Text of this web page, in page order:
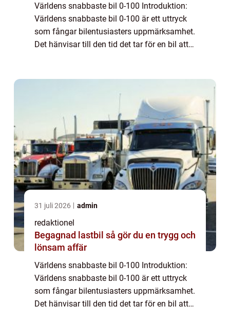
Världens snabbaste bil 0-100 Introduktion:
Världens snabbaste bil 0-100 är ett uttryck
som fångar bilentusiasters uppmärksamhet.
Det hänvisar till den tid det tar för en bil att
31 juli 2026 admin
redaktionel
Begagnad lastbil så gör du en trygg och
lönsam affär
Världens snabbaste bil 0-100 Introduktion:
Världens snabbaste bil 0-100 är ett uttryck
som fångar bilentusiasters uppmärksamhet.
Det hänvisar till den tid det tar för en bil att